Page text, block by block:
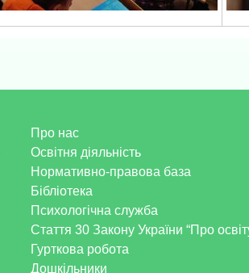
Про нас
Освітня діяльність
Нормативно-правова база
Бібліотека
Психологічна служба
Стаття 30 Закону України “Про
Гурткова робота
Дошкільники